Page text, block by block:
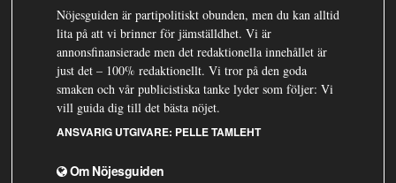
Nöjesguiden är partipolitiskt obunden, men du kan alltid
lita på att vi brinner för jämställdhet. Vi är
annonsfinansierade men det redaktionella innehållet är
just det – 100% redaktionellt. Vi tror på den goda
smaken och vår publicistiska tanke lyder som följer: Vi
vill guida dig till det bästa nöjet.
ANSVARIG UTGIVARE: PELLE TAMLEHT
Om Nöjesguiden